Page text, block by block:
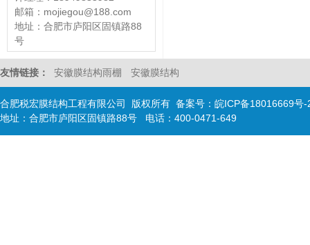
邮箱：mojiegou@188.com
地址：合肥市庐阳区固镇路88
号
友情链接： 安徽膜结构雨棚 安徽膜结构
合肥税宏膜结构工程有限公司 版权所有 备案号： 皖ICP备18016669号-
地址：合肥市庐阳区固镇路88号 电话：400-0471-649